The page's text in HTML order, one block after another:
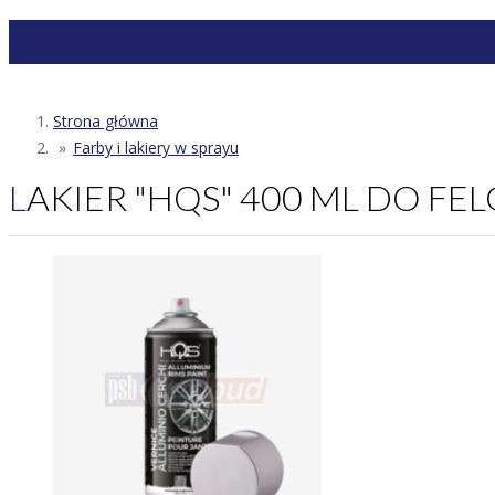
Strona główna
Farby i lakiery w sprayu
LAKIER "HQS" 400 ML DO